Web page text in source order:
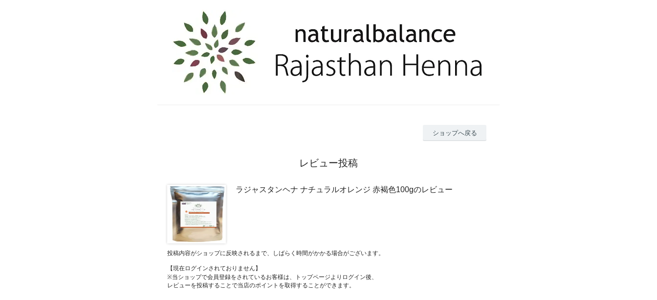
ショップへ戻る
レビュー投稿
ラジャスタンヘナ ナチュラルオレンジ 赤褐色100gのレビュー
投稿内容がショップに反映されるまで、しばらく時間がかかる場合がございます。
【現在ログインされておりません】
※当ショップで会員登録をされているお客様は、トップページよりログイン後、
レビューを投稿することで当店のポイントを取得することができます。